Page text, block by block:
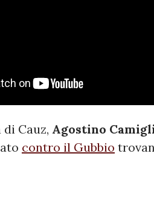
Cauz, Agostino
contro il Gubbio